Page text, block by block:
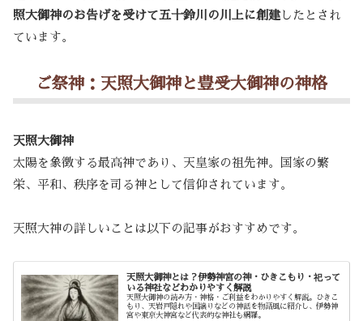
照大御神のお告げを受けて五十鈴川の川上に創建したとされ
ています。
ご祭神：天照大御神と豊受大御神の神格
天照大御神
太陽を象徴する最高神であり、天皇家の祖先神。国家の繁
栄、平和、秩序を司る神として信仰されています。
天照大神の詳しいことは以下の記事がおすすめです。
天照大御神とは？伊勢神宮の神・ひきこもり・祀って
いる神社などわかりやすく解説
天照大御神の読み方・神格・ご利益をわかりやすく解説。ひきこ
もり、天岩戸隠れや国譲りなどの神話を物語風に紹介し、伊勢神
宮や東京大神宮など代表的な神社も網羅。